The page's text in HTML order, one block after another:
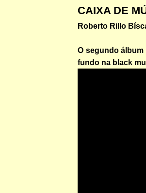
CAIXA DE
Roberto Rillo
O segundo
fundo na black